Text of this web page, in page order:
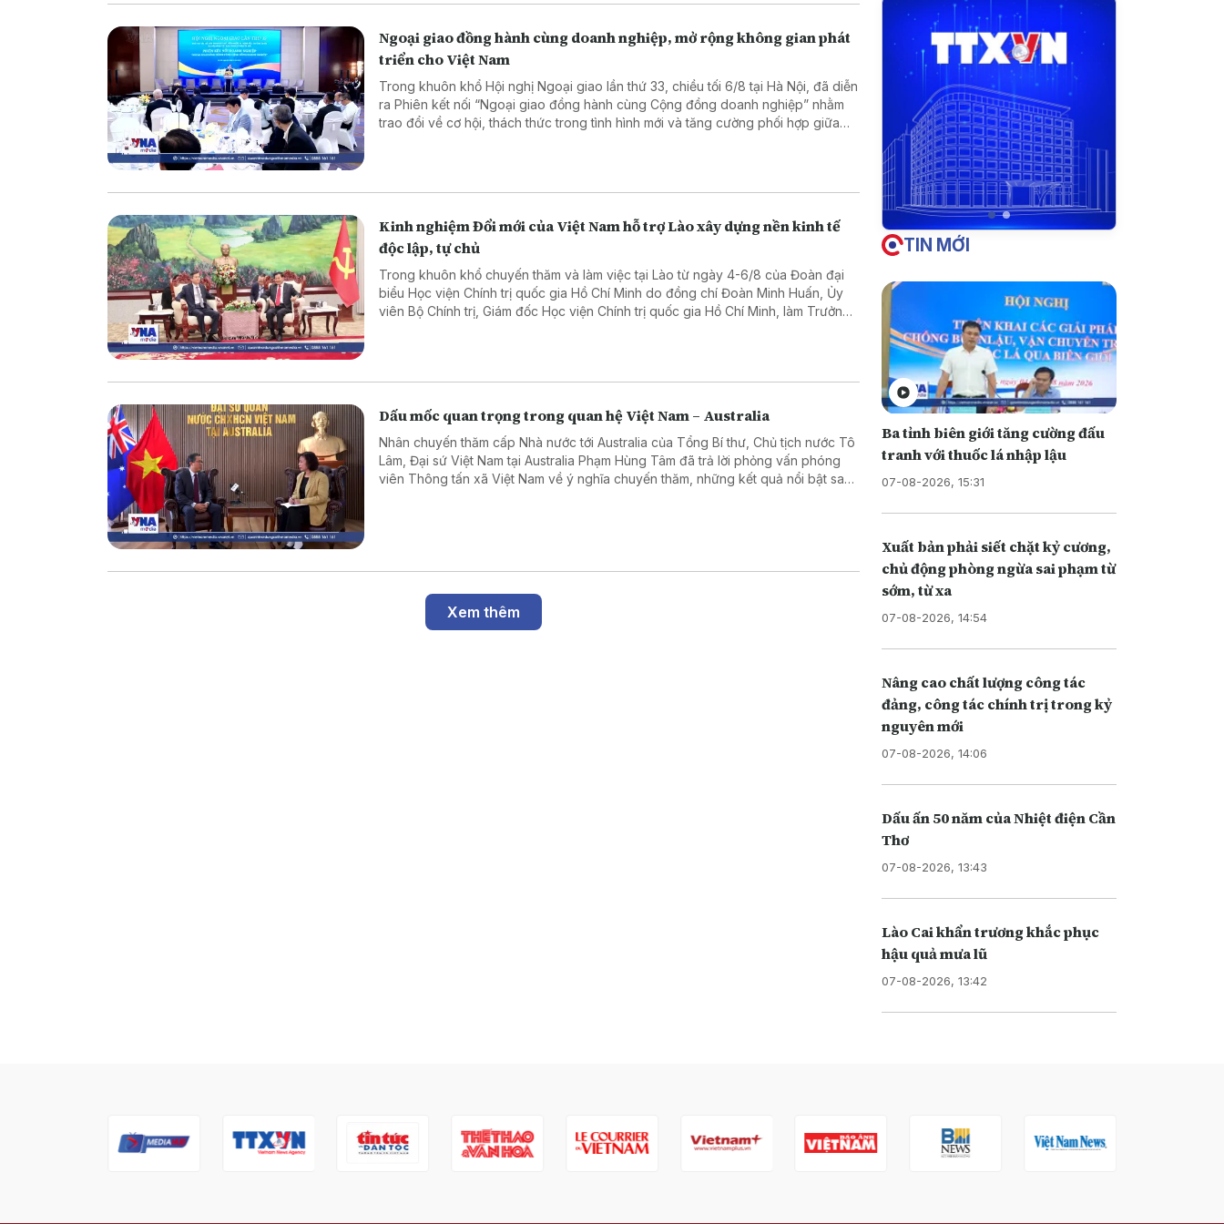
Quốc hội thảo luận tại tổ.
Ngoại giao đồng hành cùng doanh nghiệp, mở rộng không gian phát
triển cho Việt Nam
Trong khuôn khổ Hội nghị Ngoại giao lần thứ 33, chiều tối 6/8 tại Hà Nội, đã diễn
ra Phiên kết nối “Ngoại giao đồng hành cùng Cộng đồng doanh nghiệp” nhằm
trao đổi về cơ hội, thách thức trong tình hình mới và tăng cường phối hợp giữa
Kinh nghiệm Đổi mới của Việt Nam hỗ trợ Lào xây dựng nền kinh tế
độc lập, tự chủ
Trong khuôn khổ chuyến thăm và làm việc tại Lào từ ngày 4-6/8 của Đoàn đại
biểu Học viện Chính trị quốc gia Hồ Chí Minh do đồng chí Đoàn Minh Huấn, Ủy
viên Bộ Chính trị, Giám đốc Học viện Chính trị quốc gia Hồ Chí Minh, làm Trưởng
Dấu mốc quan trọng trong quan hệ Việt Nam – Australia
Nhân chuyến thăm cấp Nhà nước tới Australia của Tổng Bí thư, Chủ tịch nước Tô
Lâm, Đại sứ Việt Nam tại Australia Phạm Hùng Tâm đã trả lời phỏng vấn phóng
viên Thông tấn xã Việt Nam về ý nghĩa chuyến thăm, những kết quả nổi bật sau
Xem thêm
TIN MỚI
Ba tỉnh biên giới tăng cường đấu
tranh với thuốc lá nhập lậu
07-08-2026, 15:31
Xuất bản phải siết chặt kỷ cương,
chủ động phòng ngừa sai phạm từ
sớm, từ xa
07-08-2026, 14:54
Nâng cao chất lượng công tác
đảng, công tác chính trị trong kỷ
nguyên mới
07-08-2026, 14:06
Dấu ấn 50 năm của Nhiệt điện Cần
Thơ
07-08-2026, 13:43
Lào Cai khẩn trương khắc phục
hậu quả mưa lũ
07-08-2026, 13:42